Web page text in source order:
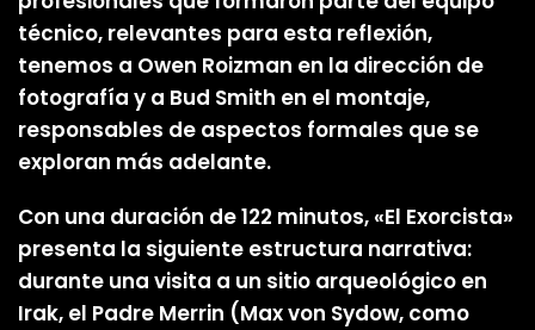
técnico, relevantes para esta reflexión,
tenemos a Owen Roizman en la dirección de
fotografía y a Bud Smith en el montaje,
responsables de aspectos formales que se
exploran más adelante.
Con una duración de 122 minutos, «El Exorcista»
presenta la siguiente estructura narrativa:
durante una visita a un sitio arqueológico en
Irak, el Padre Merrin (Max von Sydow, como